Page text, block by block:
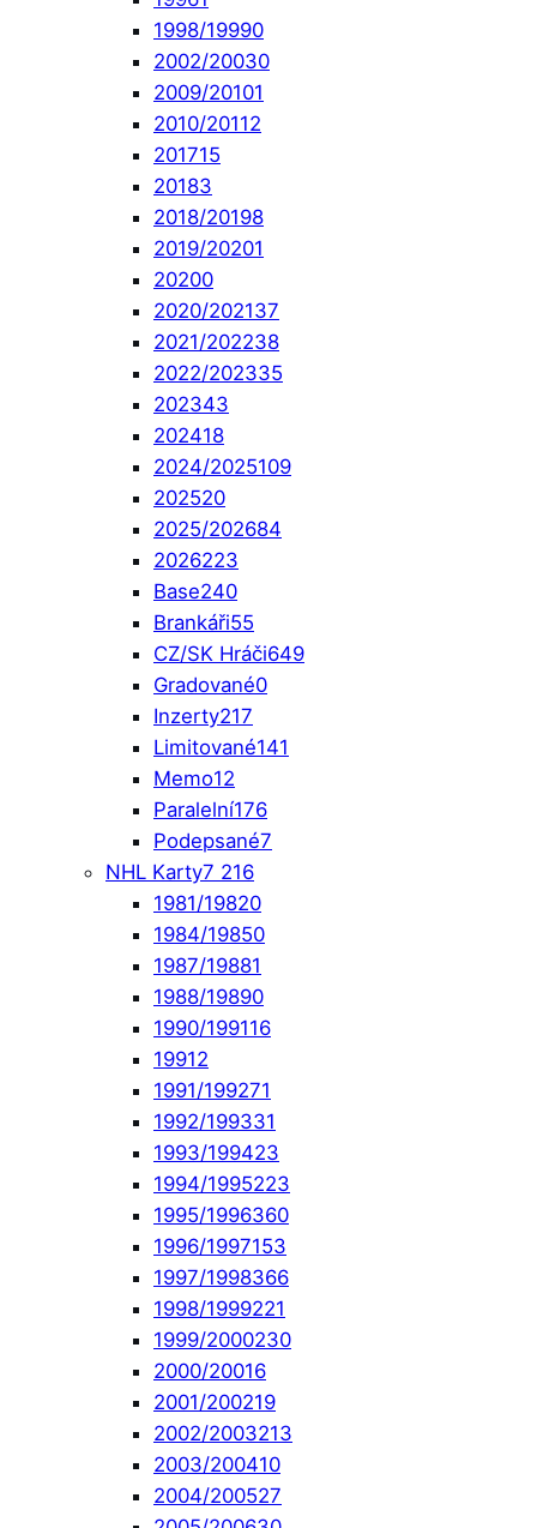
1998/19990
2002/20030
2009/20101
2010/20112
201715
20183
2018/20198
2019/20201
20200
2020/202137
2021/202238
2022/202335
202343
202418
2024/2025109
202520
2025/202684
2026223
Base240
Brankáři55
CZ/SK Hráči649
Gradované0
Inzerty217
Limitované141
Memo12
Paralelní176
Podepsané7
NHL Karty7 216
1981/19820
1984/19850
1987/19881
1988/19890
1990/199116
19912
1991/199271
1992/199331
1993/199423
1994/1995223
1995/1996360
1996/1997153
1997/1998366
1998/1999221
1999/2000230
2000/20016
2001/200219
2002/2003213
2003/200410
2004/200527